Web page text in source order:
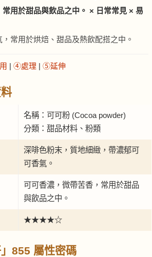
用於甜品與飲品之中。 × 日常常見 × 易
常用於烘焙、甜品及熱飲配搭之中。
| ④處理 | ⑤延伸
名稱：可可粉 (Cocoa powder)
分類：甜品材料、粉類
深啡色粉末，質地細緻，帶濃郁可
可香氣。
可可香濃，微帶苦香，常用於甜品
與飲品之中。
★★★★☆
855 屬性密碼